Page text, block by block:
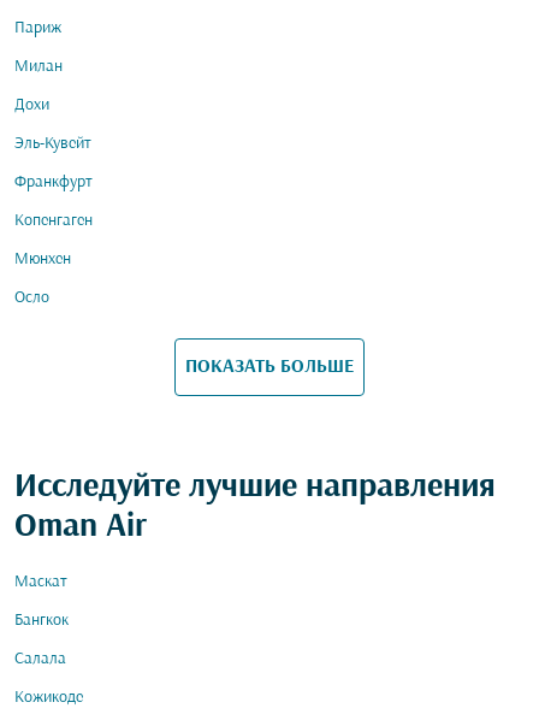
Париж
Милан
Дохи
Эль-Кувейт
Франкфурт
Копенгаген
Мюнхен
Осло
ПОКАЗАТЬ БОЛЬШЕ
Исследуйте лучшие направления
Oman Air
Маскат
Бангкок
Салала
Кожикоде